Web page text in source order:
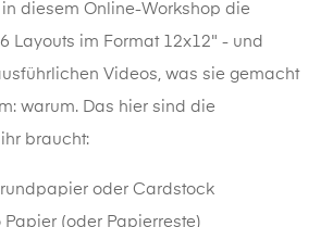
diesem Online-Workshop die
Layouts im Format 12x12" - und
Videos, was sie gemacht
warum. Das hier sind die
braucht:
oder Cardstock
Papier (oder Papierreste)